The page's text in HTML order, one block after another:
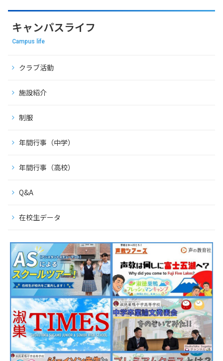
キャンパスライフ
Campus life
クラブ活動
施設紹介
制服
年間行事（中学）
年間行事（高校）
Q&A
在校生データ